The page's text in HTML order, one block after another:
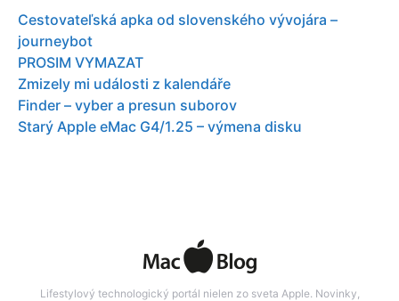
Cestovateľská apka od slovenského vývojára –
journeybot
PROSIM VYMAZAT
Zmizely mi události z kalendáře
Finder – vyber a presun suborov
Starý Apple eMac G4/1.25 – výmena disku
Lifestylový technologický portál nielen zo sveta Apple. Novinky,